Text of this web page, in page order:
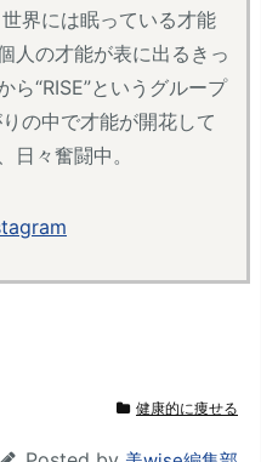
界には眠っている才能
人の才能が表に出るきっ
ら“RISE”というグループ
の中で才能が開花して
日々奮闘中。
健康的に痩せる